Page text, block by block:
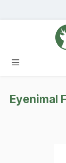
Zum Hauptinhalt
Eyenimal